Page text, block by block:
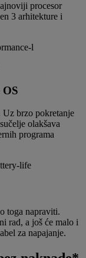
procesor
3 arhitekture i
brzo pokretanje
olakšava
programa
toga napraviti.
rad, a još će malo i
za napajanje.